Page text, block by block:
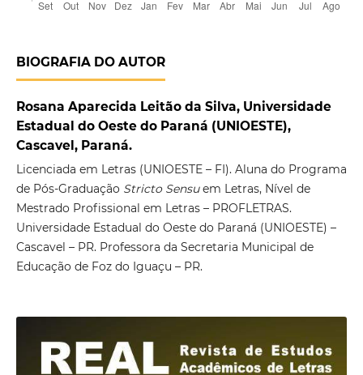
BIOGRAFIA DO AUTOR
Rosana Aparecida Leitão da Silva, Universidade
Estadual do Oeste do Paraná (UNIOESTE),
Cascavel, Paraná.
Licenciada em Letras (UNIOESTE – FI). Aluna do Programa
de Pós-Graduação Stricto Sensuem Letras, Nível de
Mestrado Profissional em Letras – PROFLETRAS.
Universidade Estadual do Oeste do Paraná (UNIOESTE) –
Cascavel – PR. Professora da Secretaria Municipal de
Educação de Foz do Iguaçu – PR.